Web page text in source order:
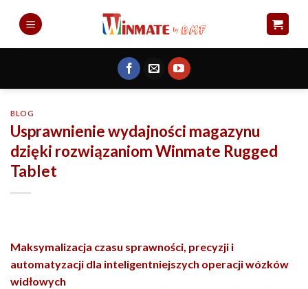
BLOG
Usprawnienie wydajności magazynu
dzięki rozwiązaniom Winmate Rugged
Tablet
Maksymalizacja czasu sprawności, precyzji i
automatyzacji dla inteligentniejszych operacji wózków
widłowych